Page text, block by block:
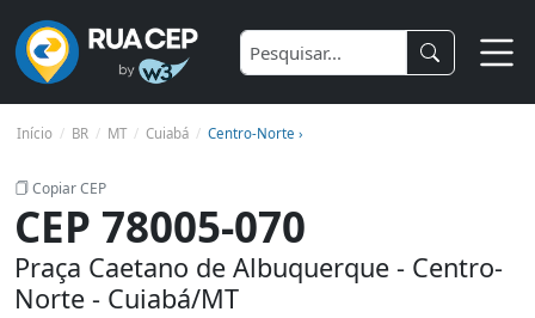
Início BR MT Cuiabá Centro-Norte ›
Copiar CEP
CEP 78005-070
Praça Caetano de Albuquerque - Centro-
Norte - Cuiabá/MT